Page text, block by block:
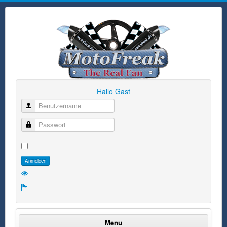
Hallo Gast
Benutzername
Passwort
Anmelden
Menu